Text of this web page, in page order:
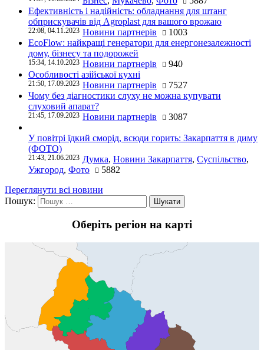
Ефективність і надійність: обладнання для штанг
обприскувачів від Agroplast для вашого врожаю
22:08, 04.11.2023 Новини партнерів
1003
EcoFlow: найкращі генератори для енергонезалежності
дому, бізнесу та подорожей
15:34, 14.10.2023 Новини партнерів
940
Особливості азійської кухні
21:50, 17.09.2023 Новини партнерів
7527
Чому без діагностики слуху не можна купувати
слуховий апарат?
21:45, 17.09.2023 Новини партнерів 3087
У повітрі їдкий сморід, всюди горить: Закарпаття в диму
(ФОТО)
21:43, 21.06.2023 Думка, Новини Закарпаття, Суспільство,
Ужгород, Фото
5882
Переглянути всі новини
Пошук:
Оберіть регіон на карті